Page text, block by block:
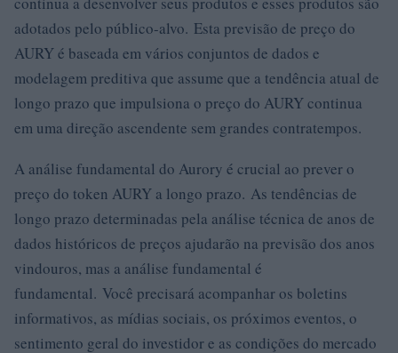
adotados pelo público-alvo. Esta previsão de preço do
AURY é baseada em vários conjuntos de dados e
modelagem preditiva que assume que a tendência atual de
longo prazo que impulsiona o preço do AURY continua
em uma direção ascendente sem grandes contratempos.
A análise fundamental do Aurory é crucial ao prever o
preço do token AURY a longo prazo. As tendências de
longo prazo determinadas pela análise técnica de anos de
dados históricos de preços ajudarão na previsão dos anos
vindouros, mas a análise fundamental é
fundamental. Você precisará acompanhar os boletins
informativos, as mídias sociais, os próximos eventos, o
sentimento geral do investidor e as condições do mercado